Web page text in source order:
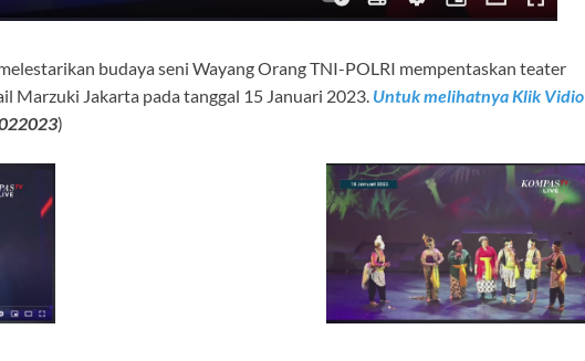
budaya seni Wayang Orang TNI-POLRI mempentaskan teater
Marzuki Jakarta pada tanggal 15 Januari 2023. Untuk melihatnya Klik Vidio
)